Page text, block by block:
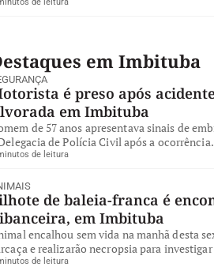
em Imbituba
é preso após
em Imbituba
de 57 anos apresentava sinais de
de Polícia Civil após a ocorrência.
de leitura
de baleia-franca é
em Imbituba
encalhou sem vida na manhã desta
e realizarão necropsia para
de leitura